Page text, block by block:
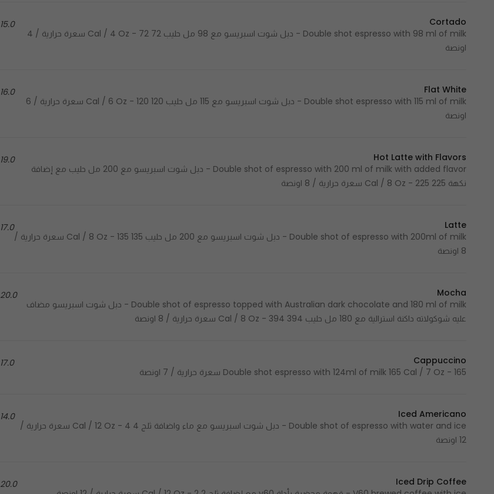
15.0 SAR
Cortado
Double shot espresso with 98 ml of milk - دبل شوت اسبريسو مع 98 مل حليب 72 Cal / 4 Oz - 72 سعرة حرارية / 4
اونصة
16.0 SAR
Flat White
Double shot espresso with 115 ml of milk - دبل شوت اسبريسو مع 115 مل حليب 120 Cal / 6 Oz - 120 سعرة حرارية / 6
اونصة
19.0 SAR
Hot Latte with Flavors
Double shot of espresso with 200 ml of milk with added flavor - دبل شوت اسبريسو مع 200 مل حليب مع إضافة
نكهة 225 Cal / 8 Oz - 225 سعرة حرارية / 8 اونصة
17.0 SAR
Latte
Double shot of espresso with 200ml of milk - دبل شوت اسبريسو مع 200 مل حليب 135 Cal / 8 Oz - 135 سعرة حرارية /
8 اونصة
20.0 SAR
Mocha
Double shot of espresso topped with Australian dark chocolate and 180 ml of milk - دبل شوت اسبريسو مضاف
عليه شوكولاته داكنة استرالية مع 180 مل حليب 394 Cal / 8 Oz - 394 سعرة حرارية / 8 اونصة
17.0 SAR
Cappuccino
Double shot espresso with 124ml of milk 165 Cal / 7 Oz - 165 سعرة حرارية / 7 اونصة
14.0 SAR
Iced Americano
Double shot of espresso with water and ice - دبل شوت اسبريسو مع ماء واضافة ثلج 4 Cal / 12 Oz - 4 سعرة حرارية /
12 اونصة
20.0 SAR
Iced Drip Coffee